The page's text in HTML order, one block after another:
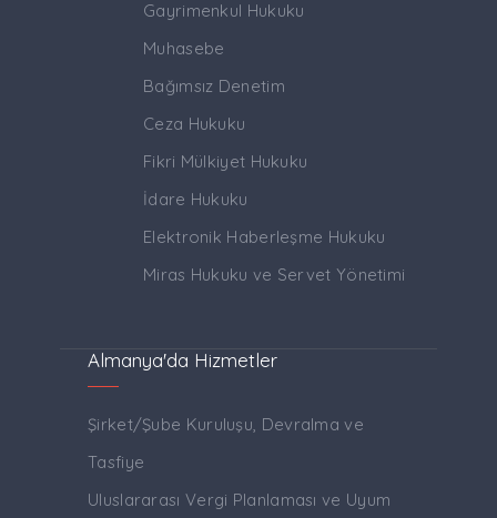
Gayrimenkul Hukuku
Muhasebe
Bağımsız Denetim
Ceza Hukuku
Fikri Mülkiyet Hukuku
İdare Hukuku
Elektronik Haberleşme Hukuku
Miras Hukuku ve Servet Yönetimi
Almanya'da Hizmetler
Şirket/Şube Kuruluşu, Devralma ve
Tasfiye
Uluslararası Vergi Planlaması ve Uyum